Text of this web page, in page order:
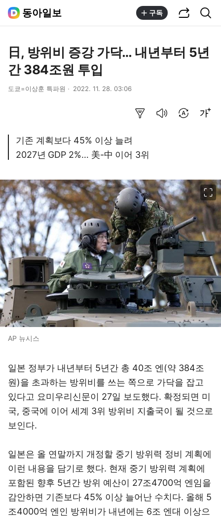
동아일보 구독
日, 방위비 증강 가닥… 내년부터 5년
간 384조원 투입
도쿄=이상훈 특파원 2022. 11. 28. 03:06
기존 계획보다 45% 이상 늘려
2027년 GDP 2%… 美-中 이어 3위
AP 뉴시스
일본 정부가 내년부터 5년간 총 40조 엔(약 384조
원)을 초과하는 방위비를 쓰는 쪽으로 가닥을 잡고
있다고 요미우리신문이 27일 보도했다. 확정되면 미
국, 중국에 이어 세계 3위 방위비 지출국이 될 것으로
보인다.
일본은 올 연말까지 개정할 중기 방위력 정비 계획에
이런 내용을 담기로 했다. 현재 중기 방위력 계획에
포함된 향후 5년간 방위 예산이 27조4700억 엔임을
감안하면 기존보다 45% 이상 늘어난 수치다. 올해 5
조4000억 엔인 방위비가 내년에는 6조 엔대 이상으